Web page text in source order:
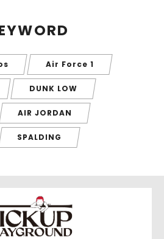
Air Force 1
DUNK LOW
AIR JORDAN
SPALDING